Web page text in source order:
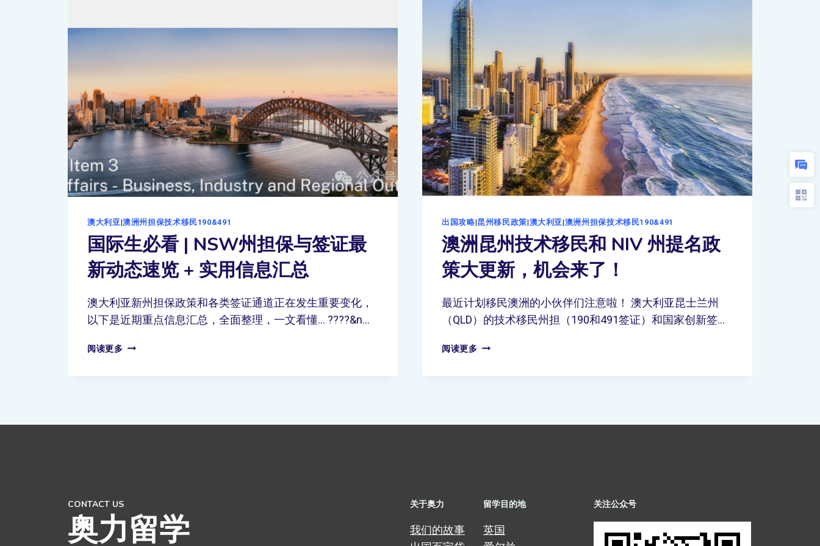
澳大利亚|澳洲州担保技术移民190&491
国际生必看 | NSW州担保与签证最
新动态速览 + 实用信息汇总
澳大利亚新州担保政策和各类签证通道正在发生重要变化，
以下是近期重点信息汇总，全面整理，一文看懂… ????&n…
阅读更多
出国攻略|昆州移民政策|澳大利亚|澳洲州担保技术移民190&491
澳洲昆州技术移民和 NIV 州提名政
策大更新，机会来了！
最近计划移民澳洲的小伙伴们注意啦！ 澳大利亚昆士兰州
（QLD）的技术移民州担（190和491签证）和国家创新签…
阅读更多
CONTACT US
奥力留学
关于奥力
我们的故事
留学目的地
英国
关注公众号